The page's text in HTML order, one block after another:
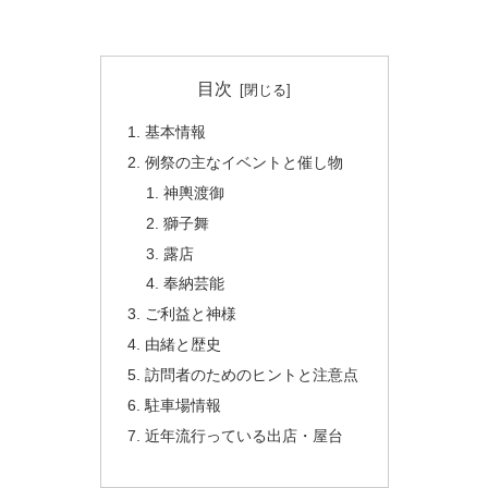
目次
基本情報
例祭の主なイベントと催し物
神輿渡御
獅子舞
露店
奉納芸能
ご利益と神様
由緒と歴史
訪問者のためのヒントと注意点
駐車場情報
近年流行っている出店・屋台